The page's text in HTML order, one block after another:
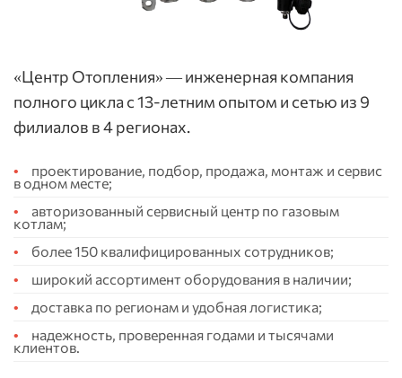
«Центр Отопления» — инженерная компания
полного цикла с 13-летним опытом и сетью из 9
филиалов в 4 регионах.
проектирование, подбор, продажа, монтаж и сервис
в одном месте;
авторизованный сервисный центр по газовым
котлам;
более 150 квалифицированных сотрудников;
широкий ассортимент оборудования в наличии;
доставка по регионам и удобная логистика;
надежность, проверенная годами и тысячами
клиентов.